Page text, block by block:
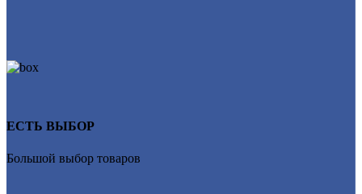
ЕСТЬ ВЫБОР
Большой выбор товаров